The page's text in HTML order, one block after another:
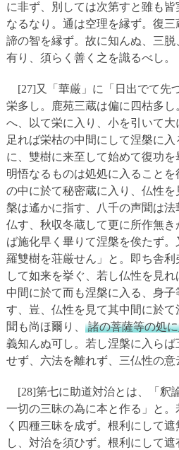
に非ず、別しては次第すと雖も
なるなり。通は空理を縁ず。復
諦の智を縁ず。故に知んぬ、三脱
有り、須らく善く之を識るべし。
[27]又「華厳」に「日出でて先
栄多し。鹿苑三蔵は偏に四枯多
へ、以て栄に入り、小を引いて
足れば栄枯の中間にして涅槃に
に、雙樹に来至して始めて復功
明悟なるものは処処に入ること
の中に於て秘密蔵に入り、仏性
槃は遙かに指す、八千の声聞は
仏す、秋収冬蔵して更に所作無
ば施化早く畢りて涅槃を俟たず
羅雙樹を荘厳せん」と。即ち舎利
して如来を挙ぐ、若し仏性を見
中間に於て而も涅槃に入る、身
す、豈、仏性を見て其中間に於
聞も尚ほ爾り、 諸の菩薩等の処
義知んぬ可し。若し涅槃に入ら
せず、六法を離れず、三仏性の意
[28]第七に助道対治とは、「釈
一切の三昧の為に本と作る」と
く四種三昧を成ず。根利にして
し、対治を須ひず。根利にして